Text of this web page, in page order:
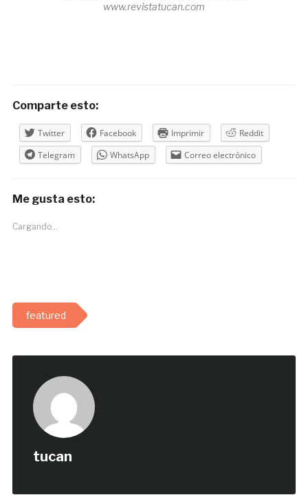
www.revistatucan.com
Comparte esto:
Twitter Facebook Imprimir
Reddit
Telegram
WhatsApp Correo electrónico
Me gusta esto:
Cargando...
featured
tucan